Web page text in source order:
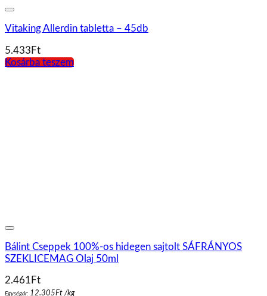
Vitaking Allerdin tabletta – 45db
5.433 Ft
Kosárba teszem
Bálint Cseppek 100%-os hidegen sajtolt SÁFRÁNYOS
SZEKLICEMAG Olaj 50ml
2.461 Ft
Egységár: 12.305Ft /kg